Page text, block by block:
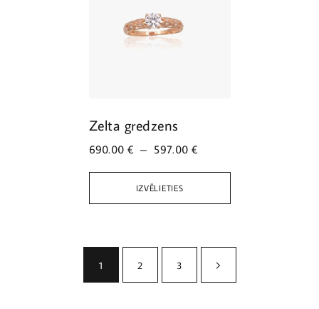
IZVĒLIETIES
Zelta gredzens
597.00 €
–
690.00 €
1 2 3